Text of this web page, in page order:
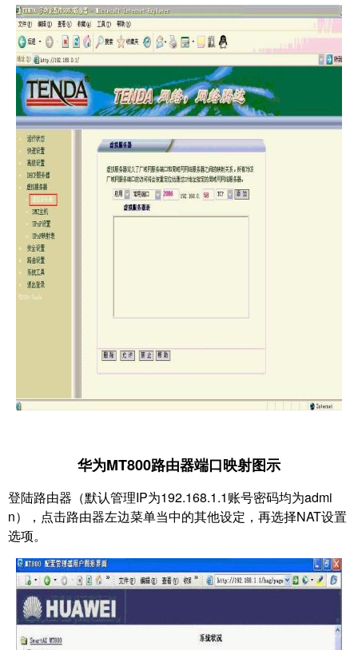
华为MT800路由器端口映射图示
登陆路由器（默认管理IP为192.168.1.1账号密码均为admi
n），点击路由器左边菜单当中的其他设定， 再选择NAT设置
选项。